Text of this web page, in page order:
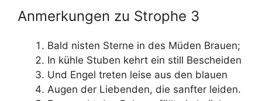
Anmerkungen zu Strophe 3
Bald nisten Sterne in des Müden Brauen;
In kühle Stuben kehrt ein still Bescheiden
Und Engel treten leise aus den blauen
Augen der Liebenden, die sanfter leiden.